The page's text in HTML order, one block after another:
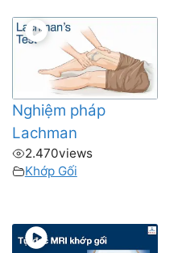
Nghiệm pháp
Lachman
2.470views
Khớp Gối